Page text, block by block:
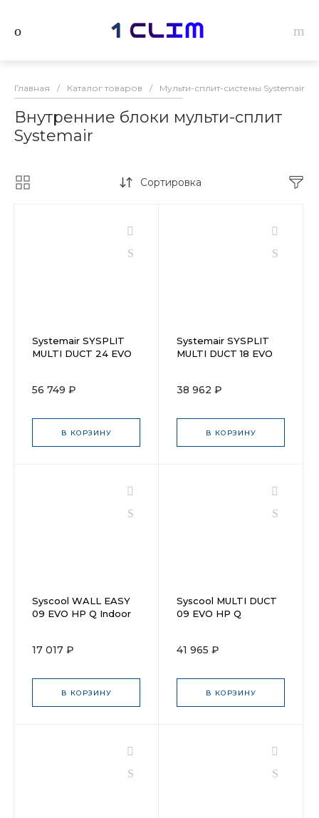
Главная / Каталог товаров / Мульти-сплит-системы Systemair
Внутренние блоки мульти-сплит
Systemair
Сортировка
Systemair SYSPLIT
MULTI DUCT 24 EVO
56 749 ₽
В КОРЗИНУ
Systemair SYSPLIT
MULTI DUCT 18 EVO
38 962 ₽
В КОРЗИНУ
Syscool WALL EASY
09 EVO HP Q Indoor
17 017 ₽
В КОРЗИНУ
Syscool MULTI DUCT
09 EVO HP Q
41 965 ₽
В КОРЗИНУ